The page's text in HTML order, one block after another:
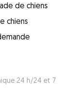
de chiens
chiens
24 h/24 et 7